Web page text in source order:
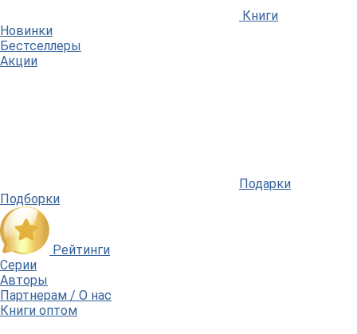
Книги
Новинки
Бестселлеры
Акции
Подарки
Подборки
Рейтинги
Серии
Авторы
Партнерам / О нас
Книги оптом